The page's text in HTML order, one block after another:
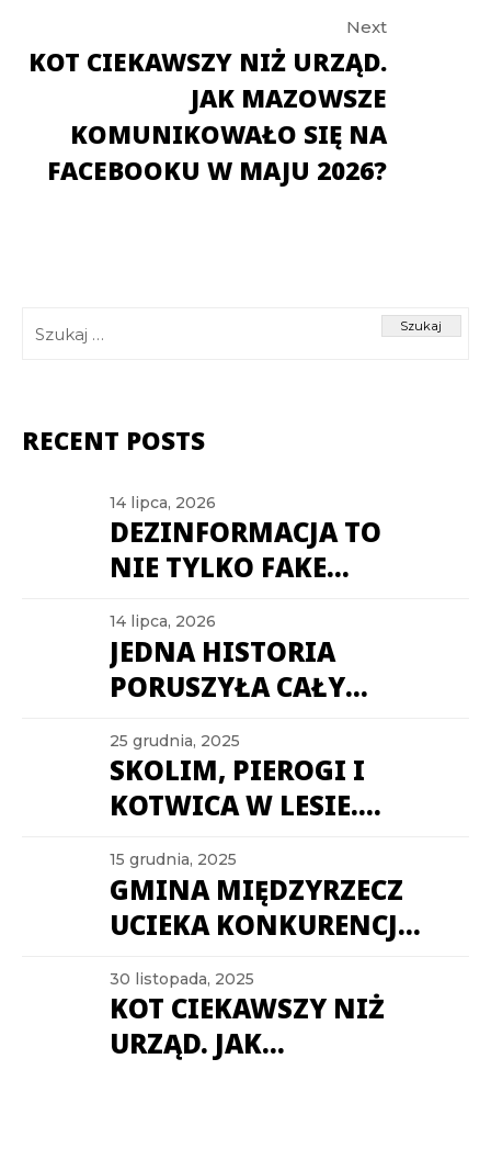
Next
KOT CIEKAWSZY NIŻ URZĄD.
JAK MAZOWSZE
KOMUNIKOWAŁO SIĘ NA
FACEBOOKU W MAJU 2026?
RECENT POSTS
14 lipca, 2026
DEZINFORMACJA TO
NIE TYLKO FAKE
SAMORZĄD JEST
GOTOWY NA WOJNĘ
INFORMACYJNĄ?
14 lipca, 2026
JEDNA HISTORIA
PORUSZYŁA CAŁY
DOLNOŚLĄSKIE
SAMORZĄDY Z
REKORDOWYM
ZAANGAŻOWANIEM W
MAJU
25 grudnia, 2025
SKOLIM, PIEROGI I
KOTWICA W LESIE.
MAJOWEGO
RANKINGU NA
LUBELSZCZYŹNIE
15 grudnia, 2025
GMINA MIĘDZYRZECZ
UCIEKA KONKURENCJI.
SAMORZĄDY RADZĄ
SOBIE NA FACEBOOKU?
30 listopada, 2025
KOT CIEKAWSZY NIŻ
URZĄD. JAK